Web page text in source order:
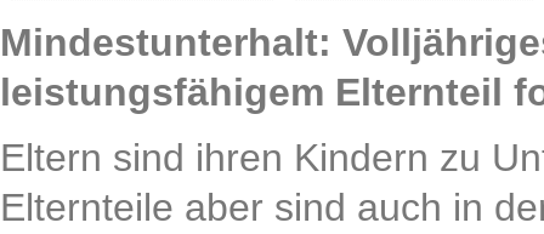
Mindestunterhalt:
leistungsfähigem Elternteil
Eltern sind ihren Kindern zu
Elternteile aber sind auch in